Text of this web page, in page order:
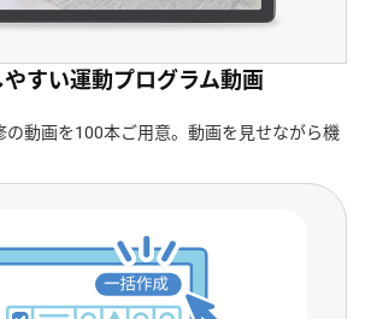
すい運動プログラム動画
の動画を100本ご用意。動画を見せながら機